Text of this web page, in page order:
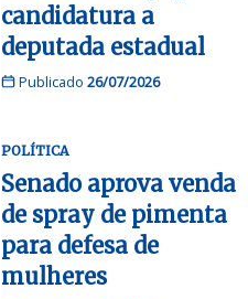
candidatura a
deputada estadual
Publicado 26/07/2026
POLÍTICA
Senado aprova venda
de spray de pimenta
para defesa de
mulheres